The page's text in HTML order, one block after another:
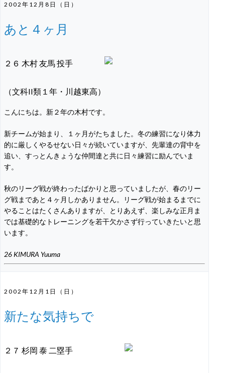
2002年12月8日（日）
あと４ヶ月
２６ 木村 友馬 投手
（文科II類１年・川越東高）
こんにちは。新２年の木村です。
新チームが始まり、１ヶ月がたちました。冬の練習になり体力
的に厳しくやるせない日々が続いていますが、先輩達の背中を
追い、すっとんきょうな仲間達と共に日々練習に励んでいま
す。
秋のリーグ戦が終わったばかりと思っていましたが、春のリー
グ戦まであと４ヶ月しかありません。リーグ戦が始まるまでに
やることはたくさんありますが、とりあえず、楽しみな正月ま
では基礎的なトレーニングを若干欠かさず行っていきたいと思
います。
26 KIMURA Yuuma
2002年12月1日（日）
新たな気持ちで
２７ 杉岡 泰 二塁手